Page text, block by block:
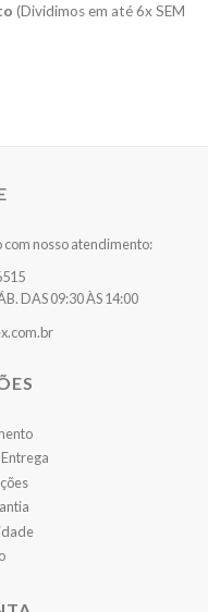
(Dividimos em até 6x SEM
nosso atendimento:
DAS 09:30 ÀS 14:00